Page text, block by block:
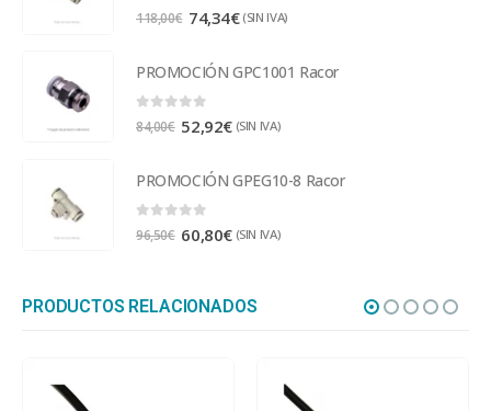
0 out of 5
118,00€ 74,34€ (SIN IVA)
PROMOCIÓN GPC1001 Racor
0 out of 5
84,00€ 52,92€ (SIN IVA)
PROMOCIÓN GPEG10-8 Racor
0 out of 5
96,50€ 60,80€ (SIN IVA)
PRODUCTOS RELACIONADOS